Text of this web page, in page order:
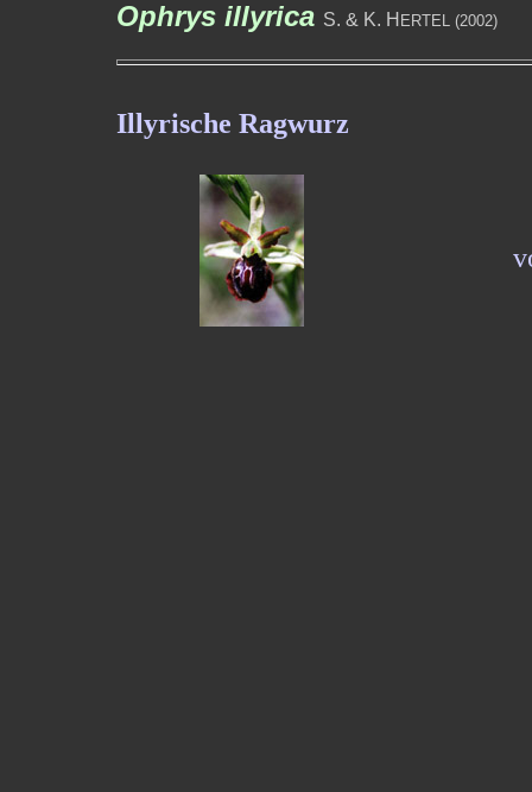
Ophrys illyrica S. & K. H ERTEL (2002)
Illyrische Ragwurz